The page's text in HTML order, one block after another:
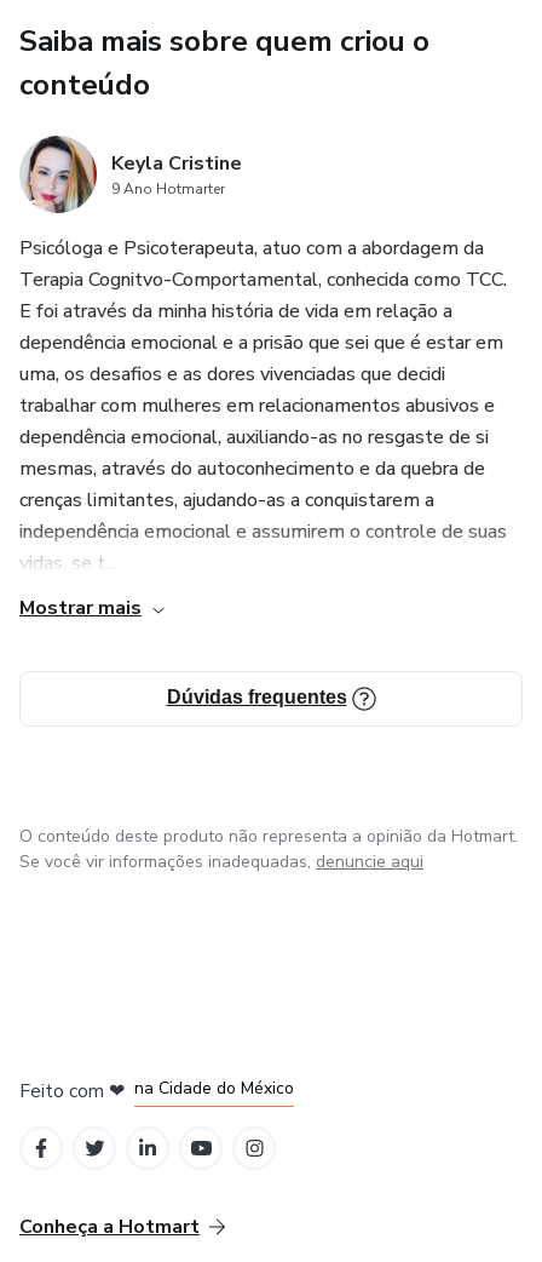
Você vai ter acesso a todos esses conteúdos escritos
através da visão de quem já vivenciou assim como você a
Você vai ter em mãos um E-book que associa a teoria com
Saiba mais sobre quem criou o
conteúdo
Keyla Cristine
9 Ano Hotmarter
Psicóloga e Psicoterapeuta, atuo com a abordagem da
Terapia Cognitvo-Comportamental, conhecida como TCC.
E foi através da minha história de vida em relação a
dependência emocional e a prisão que sei que é estar em
uma, os desafios e as dores vivenciadas que decidi
trabalhar com mulheres em relacionamentos abusivos e
dependência emocional, auxiliando-as no resgaste de si
mesmas, através do autoconhecimento e da quebra de
crenças limitantes, ajudando-as a conquistarem a
independência emocional e assumirem o controle de suas
vidas, se t...
Mostrar mais
Dúvidas frequentes
O conteúdo deste produto não representa a opinião da Hotmart.
Se você vir informações inadequadas, denuncie aqui
Feito com ❤ na Cidade do México
Conheça a Hotmart